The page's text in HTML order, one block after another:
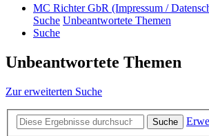
MC Richter GbR (Impressum /
Suche Unbeantwortete Themen
Suche
Unbeantwortete Themen
Zur erweiterten Suche
Suche